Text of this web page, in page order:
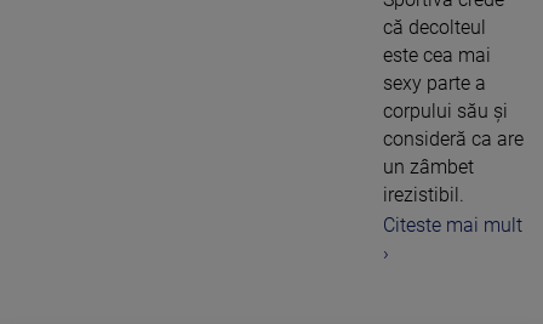
că decolteul
este cea mai
sexy parte a
corpului său şi
consideră ca are
un zâmbet
irezistibil.
Citeste mai mult
›